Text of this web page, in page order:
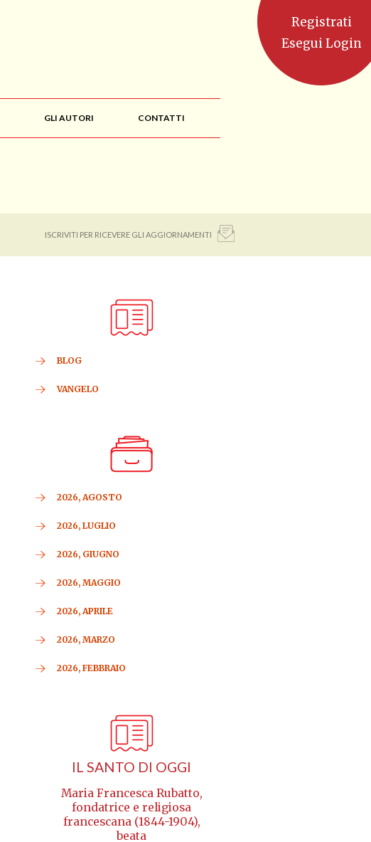
GLI AUTORI CONTATTI
ISCRIVITI PER RICEVERE GLI AGGIORNAMENTI
BLOG
VANGELO
2026, AGOSTO
2026, LUGLIO
2026, GIUGNO
2026, MAGGIO
2026, APRILE
2026, MARZO
2026, FEBBRAIO
IL SANTO DI OGGI
Maria Francesca Rubatto,
fondatrice e religiosa
francescana (1844-1904),
beata
Registrati
Esegui Login